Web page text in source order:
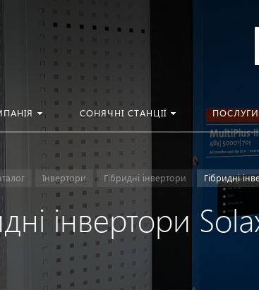
СОНЯЧНІ СТАНЦІЇ ПОСЛУГИ
Інвертори Гібридні інвертори Гібридні
інвертори